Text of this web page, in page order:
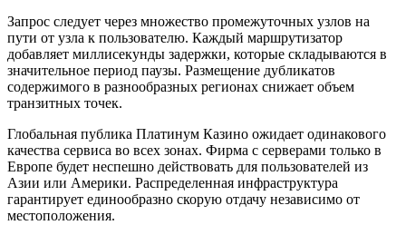
Запрос следует через множество промежуточных узлов на
пути от узла к пользователю. Каждый маршрутизатор
добавляет миллисекунды задержки, которые складываются в
значительное период паузы. Размещение дубликатов
содержимого в разнообразных регионах снижает объем
транзитных точек.
Глобальная публика Платинум Казино ожидает одинакового
качества сервиса во всех зонах. Фирма с серверами только в
Европе будет неспешно действовать для пользователей из
Азии или Америки. Распределенная инфраструктура
гарантирует единообразно скорую отдачу независимо от
местоположения.